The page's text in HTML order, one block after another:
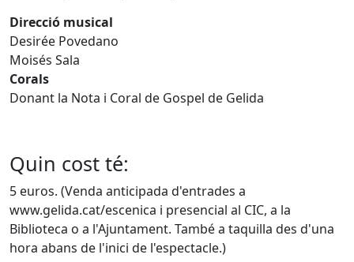
Direcció musical
Desirée Povedano
Moisés Sala
Corals
Donant la Nota i Coral de Gospel de Gelida
Quin cost té:
5 euros. (Venda anticipada d'entrades a
www.gelida.cat/escenica i presencial al CIC, a la
Biblioteca o a l'Ajuntament. També a taquilla des d'una
hora abans de l'inici de l'espectacle.)